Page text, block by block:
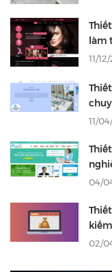
làm
11/
11/
04/
02/